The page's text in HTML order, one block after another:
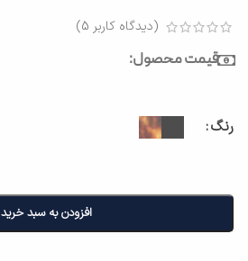
(دیدگاه کاربر 5
)
قیمت محصول:
رنگ
افزودن به سبد خرید